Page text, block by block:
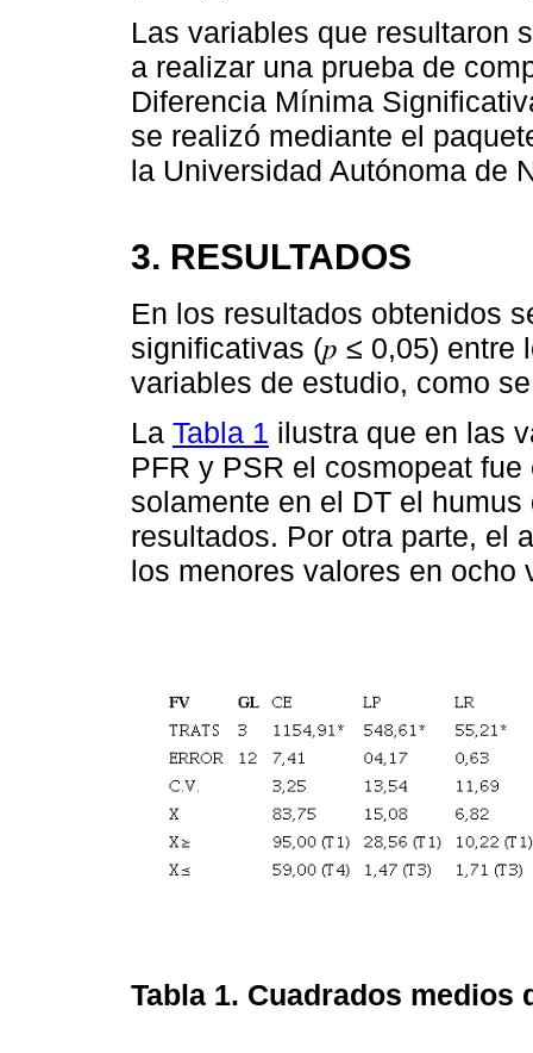
Las variables que resultaron
a realizar una prueba de
Diferencia Mínima
se realizó mediante el
la Universidad Autónoma de
3. RESULTADOS
En los resultados obtenidos
significativas (𝑝 ≤ 0,05) entre
variables de estudio, como
La Tabla 1 ilustra que en las
PFR y PSR el cosmopeat
solamente en el DT el
resultados. Por otra parte, el
los menores valores en ocho
Tabla 1. Cuadrados medios